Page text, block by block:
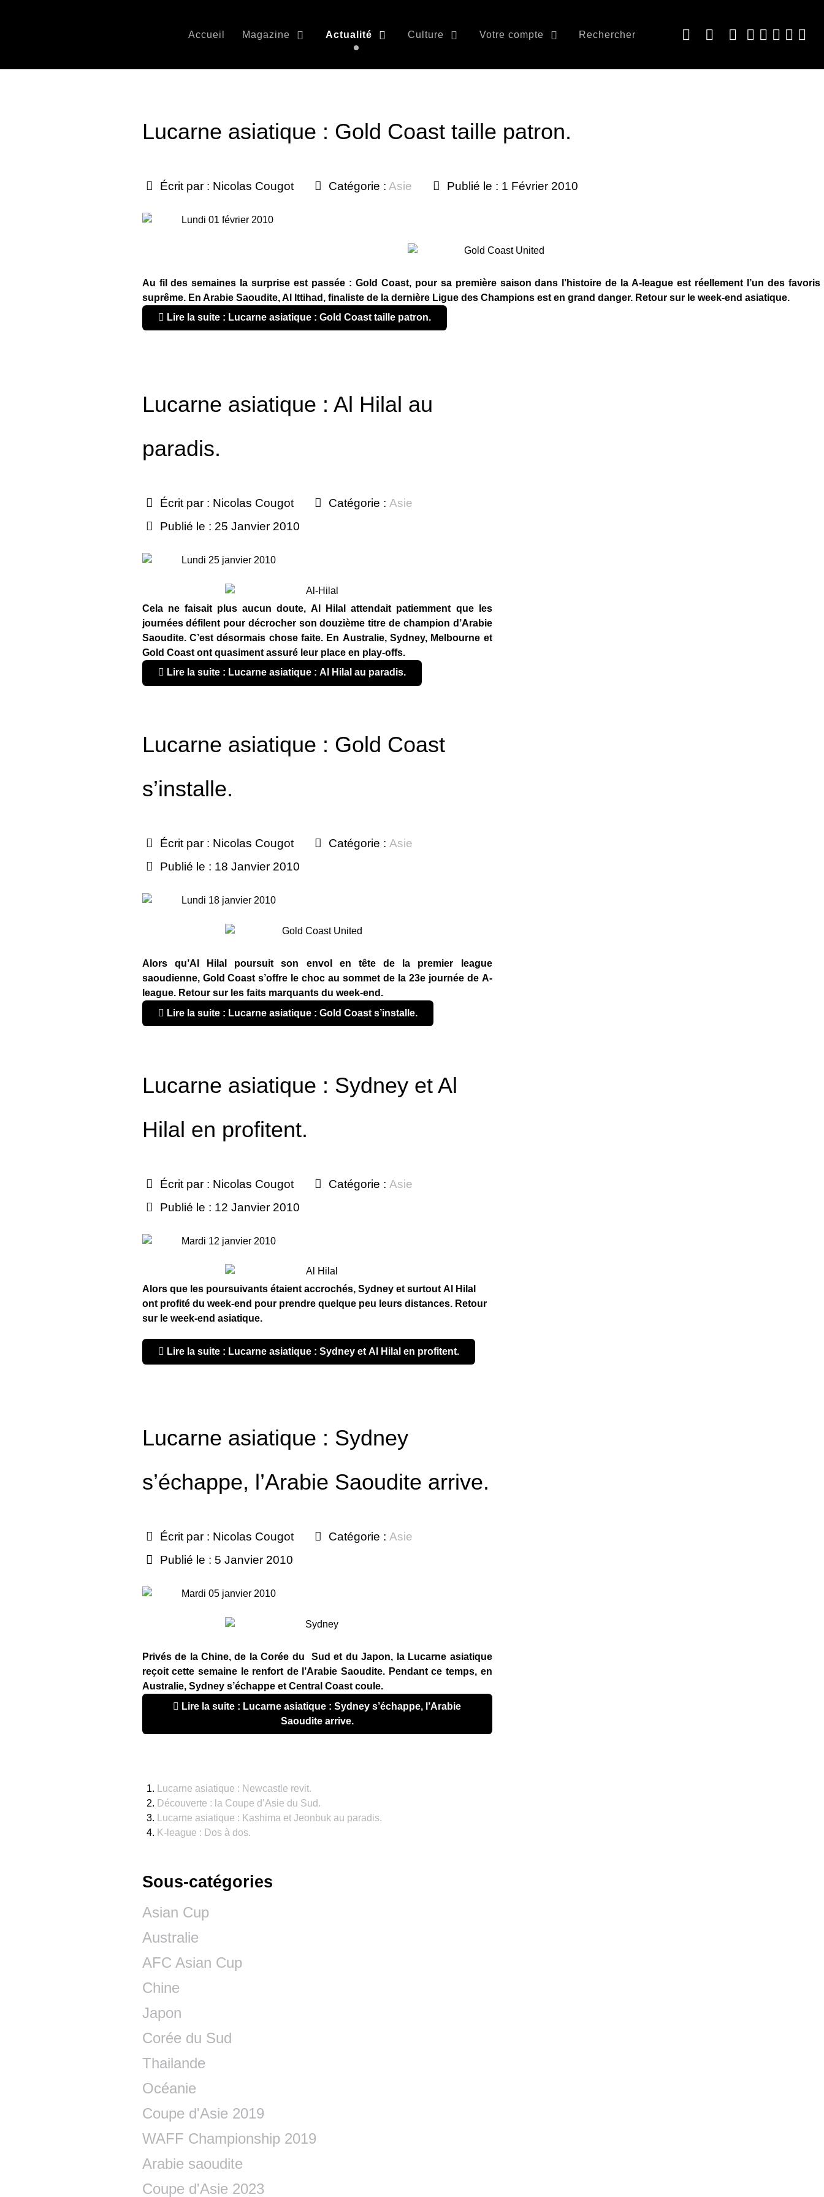
Accueil Magazine Actualité Culture Votre compte Rechercher
Lucarne asiatique : Gold Coast taille patron.
Écrit par : Nicolas Cougot Catégorie : Asie Publié le : 1 Février 2010
Lundi 01 février 2010
Au fil des semaines la surprise est passée : Gold Coast, pour sa première saison dans l’histoire de la A-league est réellement l’un des favoris
suprême. En Arabie Saoudite, Al Ittihad, finaliste de la dernière Ligue des Champions est en grand danger. Retour sur le week-end asiatique.
Lire la suite : Lucarne asiatique : Gold Coast taille patron.
Lucarne asiatique : Al Hilal au
paradis.
Écrit par : Nicolas Cougot Catégorie : Asie
Publié le : 25 Janvier 2010
Lundi 25 janvier 2010
Cela ne faisait plus aucun doute, Al Hilal attendait patiemment que les
journées défilent pour décrocher son douzième titre de champion d’Arabie
Saoudite. C’est désormais chose faite. En Australie, Sydney, Melbourne et
Gold Coast ont quasiment assuré leur place en play-offs.
Lire la suite : Lucarne asiatique : Al Hilal au paradis.
Lucarne asiatique : Gold Coast
s’installe.
Écrit par : Nicolas Cougot Catégorie : Asie
Publié le : 18 Janvier 2010
Lundi 18 janvier 2010
Alors qu’Al Hilal poursuit son envol en tête de la premier league
saoudienne, Gold Coast s’offre le choc au sommet de la 23e journée de A-
league. Retour sur les faits marquants du week-end.
Lire la suite : Lucarne asiatique : Gold Coast s’installe.
Lucarne asiatique : Sydney et Al
Hilal en profitent.
Écrit par : Nicolas Cougot Catégorie : Asie
Publié le : 12 Janvier 2010
Mardi 12 janvier 2010
Alors que les poursuivants étaient accrochés, Sydney et surtout Al Hilal
ont profité du week-end pour prendre quelque peu leurs distances. Retour
sur le week-end asiatique.
Lire la suite : Lucarne asiatique : Sydney et Al Hilal en profitent.
Lucarne asiatique : Sydney
s’échappe, l’Arabie Saoudite arrive.
Écrit par : Nicolas Cougot Catégorie : Asie
Publié le : 5 Janvier 2010
Mardi 05 janvier 2010
Privés de la Chine, de la Corée du Sud et du Japon, la Lucarne asiatique
reçoit cette semaine le renfort de l’Arabie Saoudite. Pendant ce temps, en
Australie, Sydney s’échappe et Central Coast coule.
Saoudite arrive.
Lucarne asiatique : Newcastle revit.
Découverte : la Coupe d’Asie du Sud.
Lucarne asiatique : Kashima et Jeonbuk au paradis.
K-league : Dos à dos.
Sous-catégories
Asian Cup
Australie
AFC Asian Cup
Chine
Japon
Corée du Sud
Thailande
Océanie
Coupe d'Asie 2019
WAFF Championship 2019
Arabie saoudite
Coupe d'Asie 2023